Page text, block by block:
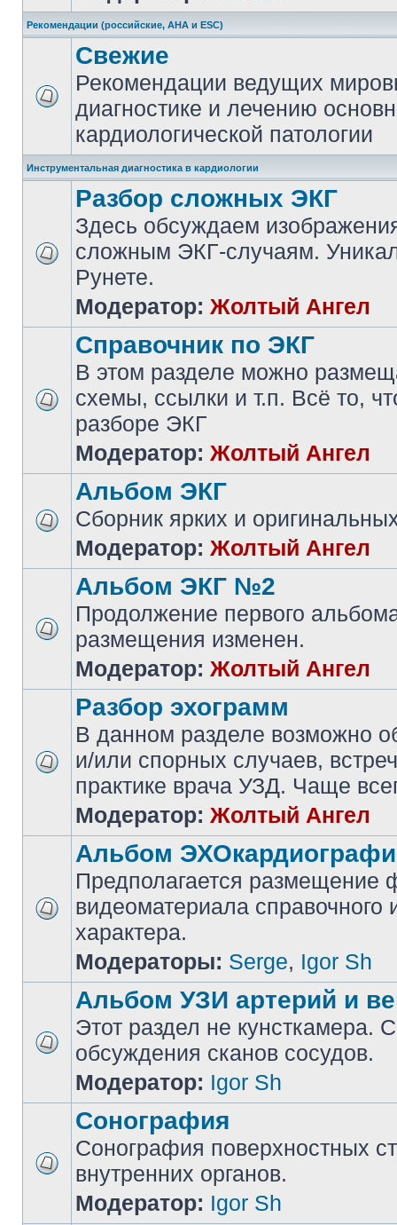
Рекомендации (российские, AHA и ESC)
Свежие
Рекомендации ведущих
диагностике и лечению
кардиологической патологии
Инструментальная диагностика в кардиологии
Разбор сложных ЭКГ
Здесь обсуждаем
сложным ЭКГ-случаям.
Рунете.
Модератор: Жолтый Ангел
Справочник по ЭКГ
В этом разделе можно
схемы, ссылки и т.п. Всё то,
разборе ЭКГ
Модератор: Жолтый Ангел
Альбом ЭКГ
Сборник ярких и
Модератор: Жолтый Ангел
Альбом ЭКГ №2
Продолжение первого
размещения изменен.
Модератор: Жолтый Ангел
Разбор эхограмм
В данном разделе возможно
и/или спорных случаев,
практике врача УЗД. Чаще
Модератор: Жолтый Ангел
Альбом
Предполагается размещение
видеоматериала справочного
характера.
Модераторы: Serge, Igor Sh
Альбом УЗИ артерий и
Этот раздел не кунсткамера.
обсуждения сканов сосудов.
Модератор: Igor Sh
Сонография
Сонография поверхностных
внутренних органов.
Модератор: Igor Sh